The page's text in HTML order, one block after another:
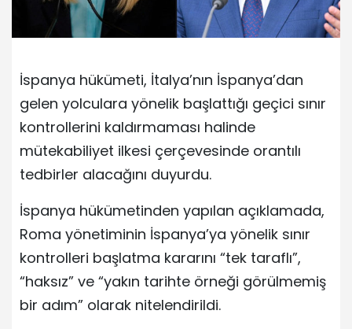
İspanya hükümeti, İtalya’nın İspanya’dan
gelen yolculara yönelik başlattığı geçici sınır
kontrollerini kaldırmaması halinde
mütekabiliyet ilkesi çerçevesinde orantılı
tedbirler alacağını duyurdu.
İspanya hükümetinden yapılan açıklamada,
Roma yönetiminin İspanya’ya yönelik sınır
kontrolleri başlatma kararını “tek taraflı”,
“haksız” ve “yakın tarihte örneği görülmemiş
bir adım” olarak nitelendirildi.